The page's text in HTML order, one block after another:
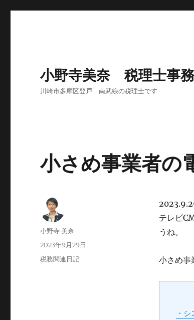
小野寺美奈 税理士事
川崎市多摩区登戸 南武線の税理士です
小さめ事業者の
テレビ
うね。
小さめ事
・
投
小野寺 美奈
投
稿
2023年9月29日
カ
税務関連日記